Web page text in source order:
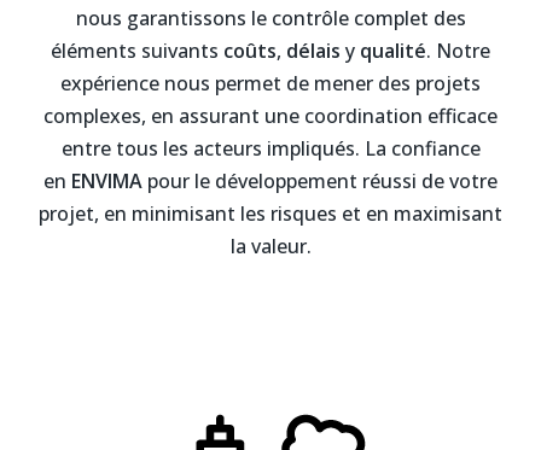
nous garantissons le contrôle complet des
éléments suivants coûts, délais y qualité. Notre
expérience nous permet de mener des projets
complexes, en assurant une coordination efficace
entre tous les acteurs impliqués. La confiance
en ENVIMA pour le développement réussi de votre
projet, en minimisant les risques et en maximisant
la valeur.